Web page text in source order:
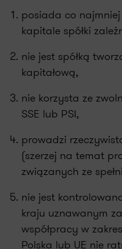
posiada co najmniej
kapitale spółki
nie jest spółką
kapitałową,
nie korzysta ze
SSE lub PSI,
prowadzi
(szerzej na temat
związanych ze
nie jest
kraju uznawanym
współpracy w
Polska lub UE nie